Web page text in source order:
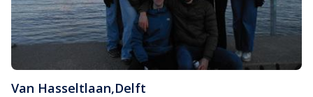
Van Hasseltlaan,Delft